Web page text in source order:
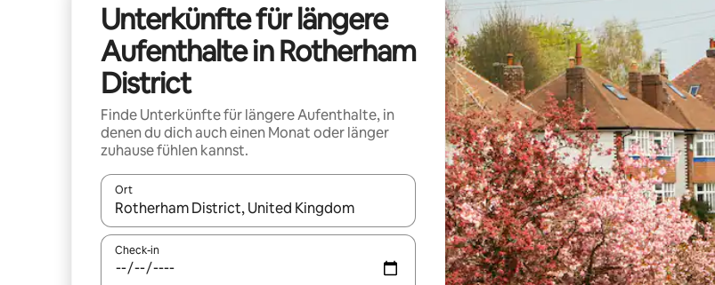
Unterkünfte für längere
Aufenthalte in Rotherham
District
Finde Unterkünfte für längere Aufenthalte, in
denen du dich auch einen Monat oder länger
zuhause fühlen kannst.
Ort
Wenn Ergebnisse verfügbar sind, navigiere mit den Pfeiltasten nach oben und unten oder erkunde die
Check-in